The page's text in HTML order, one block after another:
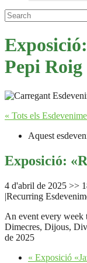
Pepi Roig
« Tots els
Aquest
Exposició:
4 d'abril de 2025 >>
|Recurring
An event every week
Dimecres, Dijous,
de 2025
« Exposició